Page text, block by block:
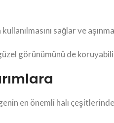
sağlar ve
görünümünü de
en önemli halı